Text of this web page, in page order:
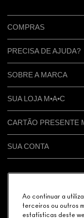
COMPRAS
PRECISA DE AJUDA?
SOBRE A MARCA
SUA LOJA M•A•C
CARTÃO PRESENTE
SUA CONTA
Ao continuar a
terceiros ou outros
estatísticas deste